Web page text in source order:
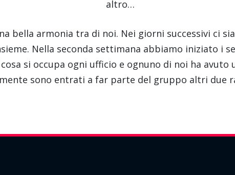
altro…
bella armonia tra di noi. Nei giorni successivi ci
Nella seconda settimana abbiamo iniziato i
si occupa ogni ufficio e ognuno di noi ha avuto
sono entrati a far parte del gruppo altri due